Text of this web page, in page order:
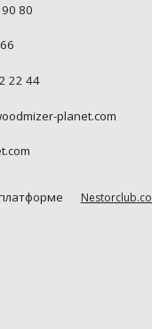
80
22 44
planet.com